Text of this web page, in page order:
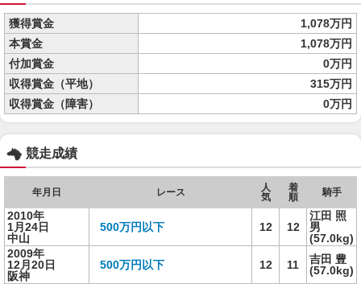
獲得賞金
1,078万円
本賞金
1,078万円
付加賞金
0万円
収得賞金（平地）
315万円
収得賞金（障害）
0万円
競走成績
年月日 レース
人
気
着
順
騎手
2010年
1月24日
中山
500万円以下 12 12
江田 照
男
(57.0kg)
2009年
12月20日
阪神
500万円以下 12 11
吉田 豊
(57.0kg)